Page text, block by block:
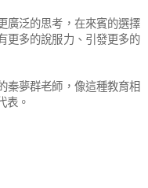
廣泛的思考，在來賓的選擇
更多的說服力、引發更多的
秦夢群老師，像這種教育相
表。